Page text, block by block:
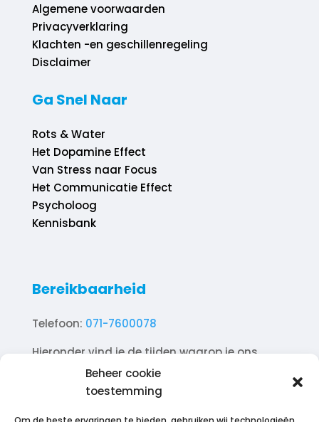
Beheer cookie
toestemming
Algemene voorwaarden
Privacyverklaring
Klachten -en geschillenregeling
Disclaimer
Ga Snel Naar
Rots & Water
Het Dopamine Effect
Van Stress naar Focus
Het Communicatie Effect
Psycholoog
Kennisbank
Bereikbaarheid
Telefoon: 071-7600078
Hieronder vind je de tijden waarop je ons
telefonisch kunt bereiken.
Ma. 10.00 – 18.00
Di. 10.00 – 18.00